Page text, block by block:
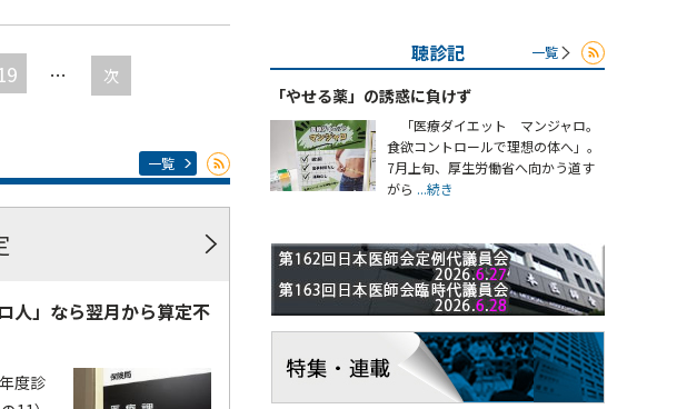
… 次
一覧
人」なら翌月から算定不
度診
聴診記 一覧
「やせる薬」の誘惑に負けず
「医療ダイエット マンジャロ。
食欲コントロールで理想の体へ」。
7月上旬、厚生労働省へ向かう道す
がら ...続き